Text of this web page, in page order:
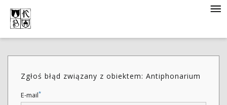
Zgłoś błąd związany z obiektem: Antiphonarium
E-mail*